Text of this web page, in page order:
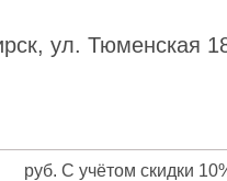
ул. Тюменская
руб. С учётом скидки